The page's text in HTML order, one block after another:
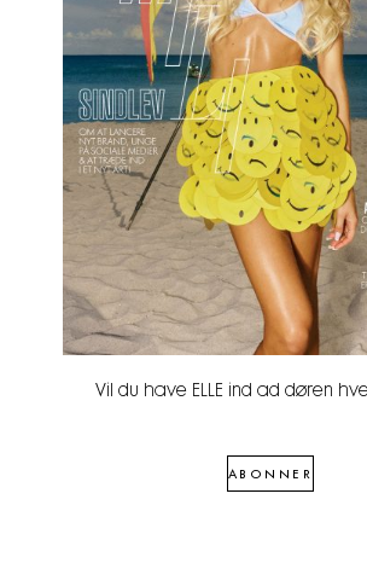
Vil du have ELLE ind ad døren
ABONNER